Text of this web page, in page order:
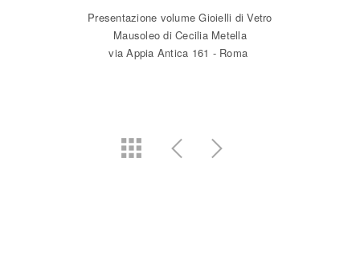
Presentazione volume Gioielli di Vetro
Mausoleo di Cecilia Metella
via Appia Antica 161 - Roma